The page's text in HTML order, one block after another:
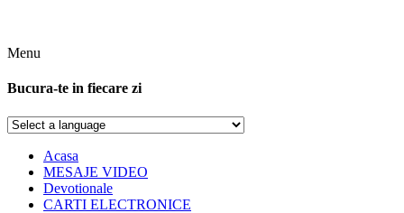
Menu
Bucura-te in fiecare zi
Acasa
MESAJE VIDEO
Devotionale
CARTI ELECTRONICE